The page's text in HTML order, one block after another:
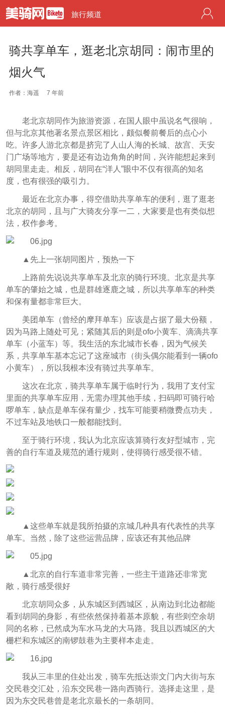
旅行频道
骑共享单车，逛老北京胡同：闹市里的
烟火气
作者：海遥 7 年前
老北京胡同作为旅游资源，在国人眼中虽说名气很响，
但与北京其他著名景点景区相比，颇似餐前餐后的点心小
吃。许多人游北京都是挤完了人山人海的长城、故宫、天安
门广场等地方，要是还有边边角角的时间，兴许能想起来到
胡同里走走。相反，胡同在“洋人”眼中不仅有很高的知名
度，也有很强的吸引力。
最近在北京办事，得空借助共享单车的便利，逛了逛老
北京的胡同，且与广大骑友分享一二，大家要是也有类似想
法，权作参考。
▲先上一张胡同图片，预热一下
上路前先说说共享单车及北京的骑行环境。北京是共享
单车的肇始之城，也是群雄逐鹿之城，所以共享单车的种类
和保有量都非常巨大。
美团单车（曾经的摩拜单车）应该是占据了最大份额，
因为马路上随处可见；紧随其后的则是ofo小黄车、滴滴共享
单车（小蓝车）等。我生活的东北城市长春，因为气候关
系，共享单车基本忘记了这座城市（街头偶尔能看到一辆ofo
小黄车），所以我根本没有骑过共享单车。
这次在北京，骑共享单车属于临时行为，我用了支付宝
里面的共享单车应用，无需办理其他手续，扫码即可骑行哈
啰单车，缺点是单车保有量少，找车可能要稍微费点功夫，
不过车站及地铁口一般都能找到。
至于骑行环境，我认为北京应该算骑行友好型城市，完
善的自行车道及规范的通行规则，使得骑行感受很不错。
▲这些单车就是我所拍摄的京城几种具有代表性的共享
单车。当然，除了这些运营品牌，应该还有其他品牌
▲北京的自行车道非常完善，一些主干道路还非常宽
敞，骑行感受很好
北京胡同众多，从东城区到西城区，从南边到北边都能
看到胡同的身影，有些依然保持着基本原貌，有些则空余胡
同的名称，已然成为车水马龙的大马路。我且以西城区的大
栅栏和东城区的南锣鼓巷为主要样本走走。
我从三丰里的住处出发，骑车先抵达崇文门内大街与东
交民巷交汇处，沿东交民巷一路向西骑行。选择走这里，是
因为东交民巷曾是老北京最长的一条胡同。